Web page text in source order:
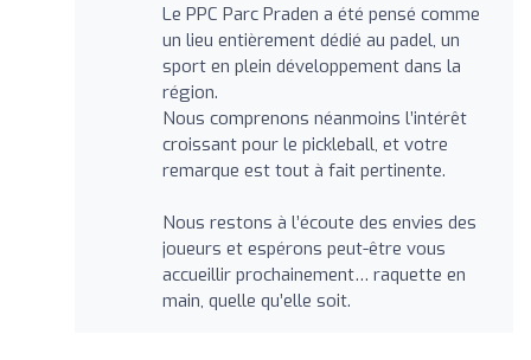
Le PPC Parc Praden a été pensé comme
un lieu entièrement dédié au padel, un
sport en plein développement dans la
région.
Nous comprenons néanmoins l’intérêt
croissant pour le pickleball, et votre
remarque est tout à fait pertinente.
Nous restons à l’écoute des envies des
joueurs et espérons peut-être vous
accueillir prochainement… raquette en
main, quelle qu’elle soit.